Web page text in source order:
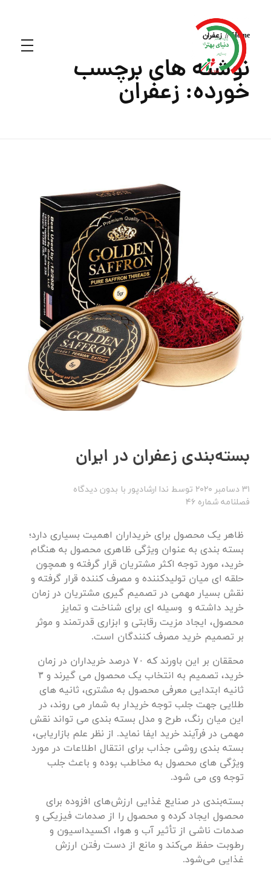
Home زعفران
نوشته های برچسب
خورده: زعفران
بسته‌بندی زعفران در ایران
31 دسامبر 2020 توسط ندا ارشادپور با بدون دیدگاه
فصلنامه شماره 46
ظاهر یک محصول برای خریداران اهمیت بسیاری دارد؛
بسته بندی به عنوان ویژگی ظاهری محصول به هنگام
خرید، مورد توجه اکثر مشتریان قرار گرفته و همچون
حلقه ای میان تولیدکننده و مصرف کننده قرار گرفته و
نقش بسیار مهمی در تصمیم گیری مشتریان در زمان
خرید داشته و وسیله ای برای شناخت و تمایز
محصول، ایجاد مزیت رقابتی و ابزاری قدرتمند و موثر
بر تصمیم خرید مصرف کنندگان است.
محققان بر این باورند که ۷۰ درصد خریداران در زمان
خرید، تصمیم به انتخاب یک محصول می گیرند و ۳
ثانیه ابتدایی معرفی محصول به مشتری، ثانیه های
طلایی جهت جلب توجه خریدار به شمار می روند، در
این میان رنگ، طرح و مدل بسته بندی می تواند نقش
مهمی در فرآیند خرید ایفا نماید. از نظر علم بازاریابی،
بسته بندی روشی جذاب برای انتقال اطلاعات در مورد
ویژگی های محصول به مخاطب بوده و باعث جلب
توجه وی می شود.
بسته‌بندی در صنایع غذایی ارزش‌های افزوده برای
محصول ایجاد کرده و محصول را از صدمات فیزیکی و
صدمات ناشی از تأثیر آب و هوا، اکسیداسیون و
رطوبت حفظ می‌کند و مانع از دست رفتن ارزش
غذایی می‌شود.